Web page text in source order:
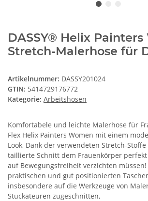
DASSY® Helix Painters
Stretch-Malerhose für
Artikelnummer: DASSY201024
GTIN: 5414729176772
Kategorie: Arbeitshosen
Komfortabele und leichte Malerhose für
Flex Helix Painters Women mit einem
Look, Dank der verwendeten Stretch-
taillierte Schnitt dem Frauenkörper perfekt
auf Bewegungsfreiheit verzichten
praktischen und gut positionierten
insbesondere auf die Werkzeuge von
Stuckateuren zugeschnitten,